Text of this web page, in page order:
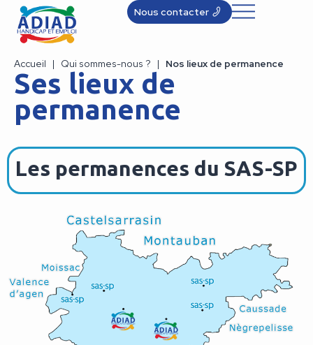
Nous contacter
Accueil | Qui sommes-nous ? | Nos lieux de permanence
Ses lieux de
permanence
Les permanences du SAS-SP